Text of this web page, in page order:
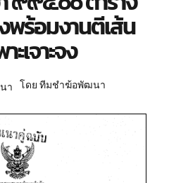
พร้อมงานตีเส้น
ะเจาะจง
โดย ทีมชำฆ้อพัฒนา